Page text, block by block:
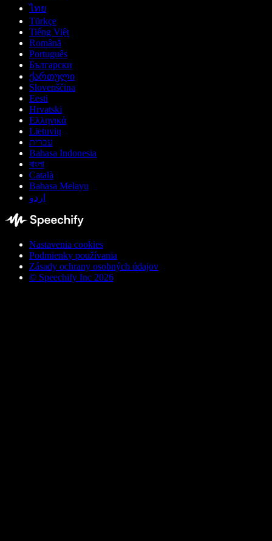
ไทย
Türkçe
Tiếng Việt
Română
Português
Български
ქართული
Slovenščina
Eesti
Hrvatski
Ελληνικά
Lietuvių
עברית
Bahasa Indonesia
বাংলা
Català
Bahasa Melayu
اردو
Nastavenia cookies
Podmienky používania
Zásady ochrany osobných údajov
© Speechify Inc 2026